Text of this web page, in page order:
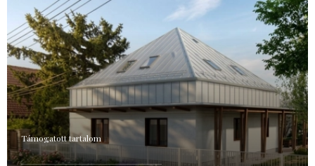
Támogatott tartalom